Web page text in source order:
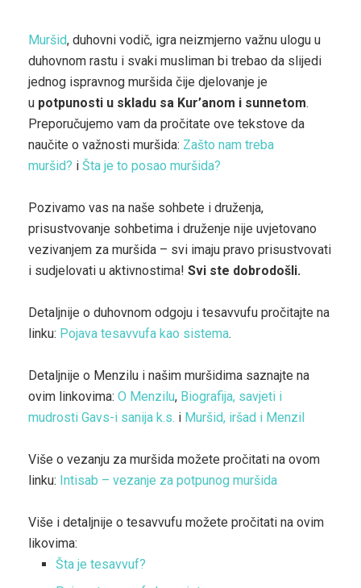
Muršid, duhovni vodič, igra neizmjerno važnu ulogu u
duhovnom rastu i svaki musliman bi trebao da slijedi
jednog ispravnog muršida čije djelovanje je
u potpunosti u skladu sa Kur’anom i sunnetom.
Preporučujemo vam da pročitate ove tekstove da
naučite o važnosti muršida: Zašto nam treba
muršid? i Šta je to posao muršida?
Pozivamo vas na naše sohbete i druženja,
prisustvovanje sohbetima i druženje nije uvjetovano
vezivanjem za muršida – svi imaju pravo prisustvovati
i sudjelovati u aktivnostima! Svi ste dobrodošli.
Detaljnije o duhovnom odgoju i tesavvufu pročitajte na
linku: Pojava tesavvufa kao sistema.
Detaljnije o Menzilu i našim muršidima saznajte na
ovim linkovima: O Menzilu, Biografija, savjeti i
mudrosti Gavs-i sanija k.s. i Muršid, iršad i Menzil
Više o vezanju za muršida možete pročitati na ovom
linku: Intisab – vezanje za potpunog muršida
Više i detaljnije o tesavvufu možete pročitati na ovim
likovima:
Šta je tesavvuf?